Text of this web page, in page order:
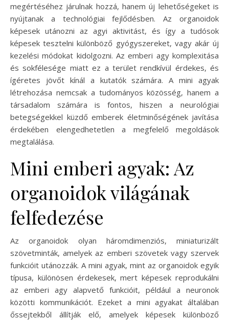
megértéséhez járulnak hozzá, hanem új lehetőségeket is
nyújtanak a technológiai fejlődésben. Az organoidok
képesek utánozni az agyi aktivitást, és így a tudósok
képesek tesztelni különböző gyógyszereket, vagy akár új
kezelési módokat kidolgozni. Az emberi agy komplexitása
és sokfélesége miatt ez a terület rendkívül érdekes, és
ígéretes jövőt kínál a kutatók számára. A mini agyak
létrehozása nemcsak a tudományos közösség, hanem a
társadalom számára is fontos, hiszen a neurológiai
betegségekkel küzdő emberek életminőségének javítása
érdekében elengedhetetlen a megfelelő megoldások
megtalálása.
Mini emberi agyak: Az
organoidok világának
felfedezése
Az organoidok olyan háromdimenziós, miniaturizált
szövetminták, amelyek az emberi szövetek vagy szervek
funkcióit utánozzák. A mini agyak, mint az organoidok egyik
típusa, különösen érdekesek, mert képesek reprodukálni
az emberi agy alapvető funkcióit, például a neuronok
közötti kommunikációt. Ezeket a mini agyakat általában
őssejtekből állítják elő, amelyek képesek különböző